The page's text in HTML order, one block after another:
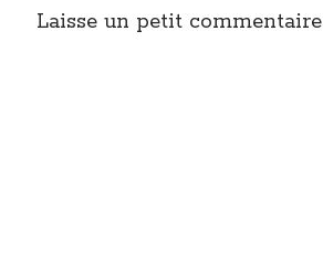
Laisse un petit commentaire